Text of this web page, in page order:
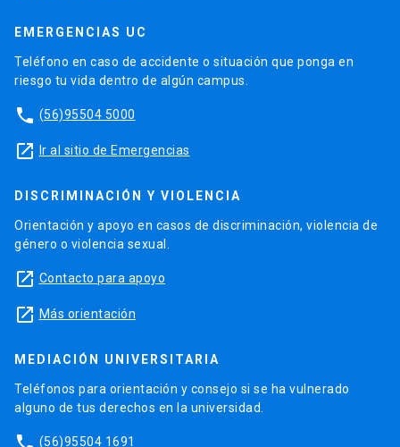
EMERGENCIAS UC
Teléfono en caso de accidente o situación que ponga en
riesgo tu vida dentro de algún campus.
phone (56)95504 5000
launch Ir al sitio de Emergencias
DISCRIMINACIÓN Y VIOLENCIA
Orientación y apoyo en casos de discriminación, violencia de
género o violencia sexual.
launch Contacto para apoyo
launch Más orientación
MEDIACIÓN UNIVERSITARIA
Teléfonos para orientación y consejo si se ha vulnerado
alguno de tus derechos en la universidad.
(56)95504 1691